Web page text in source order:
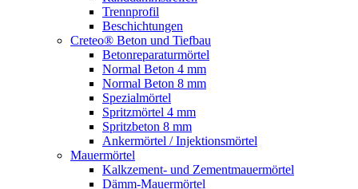
Trennprofil
Beschichtungen
Creteo® Beton und Tiefbau
Betonreparaturmörtel
Normal Beton 4 mm
Normal Beton 8 mm
Spezialmörtel
Spritzmörtel 4 mm
Spritzbeton 8 mm
Ankermörtel / Injektionsmörtel
Mauermörtel
Kalkzement- und Zementmauermörtel
Dämm-Mauermörtel